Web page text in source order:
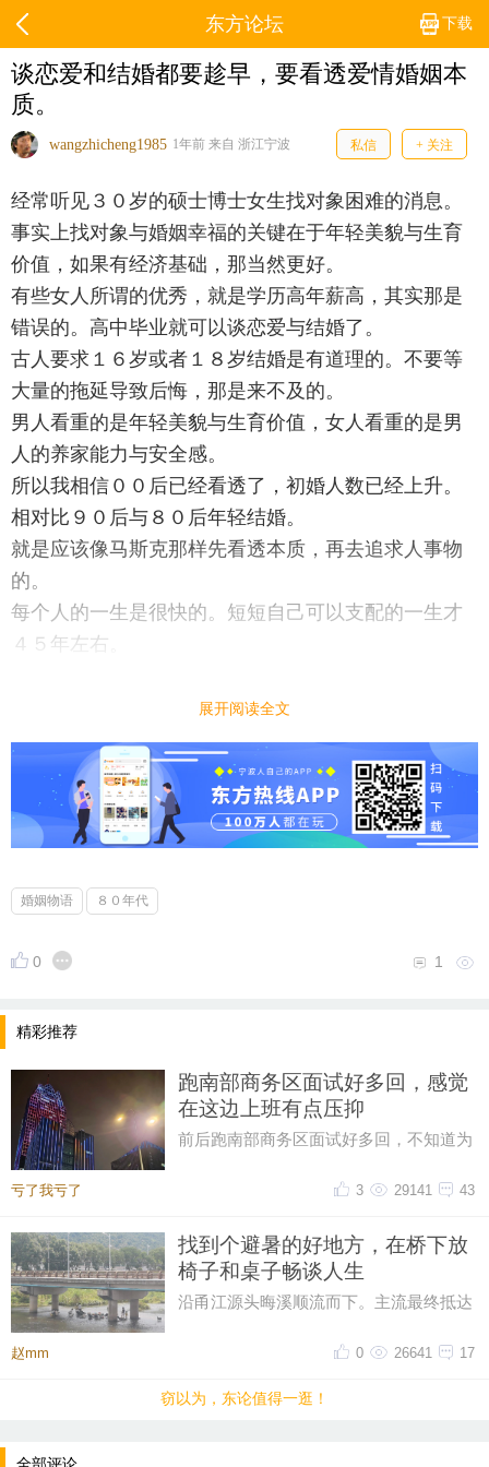
下载
东方论坛
谈恋爱和结婚都要趁早，要看透爱情婚姻本
质。
wangzhicheng1985 1年前 来自 浙江宁波 私信 + 关注
经常听见３０岁的硕士博士女生找对象困难的消息。
事实上找对象与婚姻幸福的关键在于年轻美貌与生育
价值，如果有经济基础，那当然更好。
有些女人所谓的优秀，就是学历高年薪高，其实那是
错误的。高中毕业就可以谈恋爱与结婚了。
古人要求１６岁或者１８岁结婚是有道理的。不要等
大量的拖延导致后悔，那是来不及的。
男人看重的是年轻美貌与生育价值，女人看重的是男
人的养家能力与安全感。
所以我相信００后已经看透了，初婚人数已经上升。
相对比９０后与８０后年轻结婚。
就是应该像马斯克那样先看透本质，再去追求人事物
的。
每个人的一生是很快的。短短自己可以支配的一生才
４５年左右。
你看琼瑶阿姨就看得透，自己选择了高龄有尊严的死
亡。
各位，慢慢品细细品吧！
展开阅读全文
婚姻物语 ８０年代
0 1
精彩推荐
跑南部商务区面试好多回，感觉
在这边上班有点压抑
前后跑南部商务区面试好多回，不知道为
片密集写字楼自带压抑感，上下
亏了我亏了 43
29141
3
找到个避暑的好地方，在桥下放
椅子和桌子畅谈人生
沿甬江源头晦溪顺流而下。主流最终抵达
家水利风景区。由于“晦溪
赵mm 17
26641
0
窃以为，东论值得一逛！
全部评论